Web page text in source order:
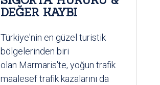
DEĞER KAYBI
Türkiye'nin en güzel turistik
bölgelerinden biri
olan Marmaris'te, yoğun trafik
maalesef trafik kazalarını da